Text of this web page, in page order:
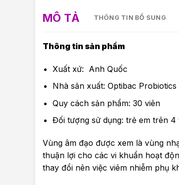
MÔ TẢ THÔNG TIN BỔ SUNG
Thông tin sản phẩm
Xuất xứ: Anh Quốc
Nhà sản xuất: Optibac Probiotics
Quy cách sản phẩm: 30 viên
Đối tượng sử dụng: trẻ em trên 4
Vùng âm đạo được xem là vùng
thuận lợi cho các vi khuẩn hoạt
thay đổi nên việc viêm nhiễm phụ